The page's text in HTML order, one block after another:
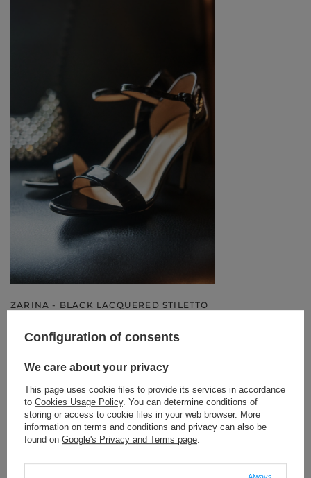
ZARINA - BLACK LACQUERED STILETTO
SIZE
WYBIERZ OPCJĘ
KUP STYLIZACJĘ
ZOSTAW SWOJĄ OPINIĘ
Configuration of consents
We care about your privacy
This page uses cookie files to provide its services in accordance
to Cookies Usage Policy. You can determine conditions of
storing or access to cookie files in your web browser. More
information on terms and conditions and privacy can also be
found on Google's Privacy and Terms page